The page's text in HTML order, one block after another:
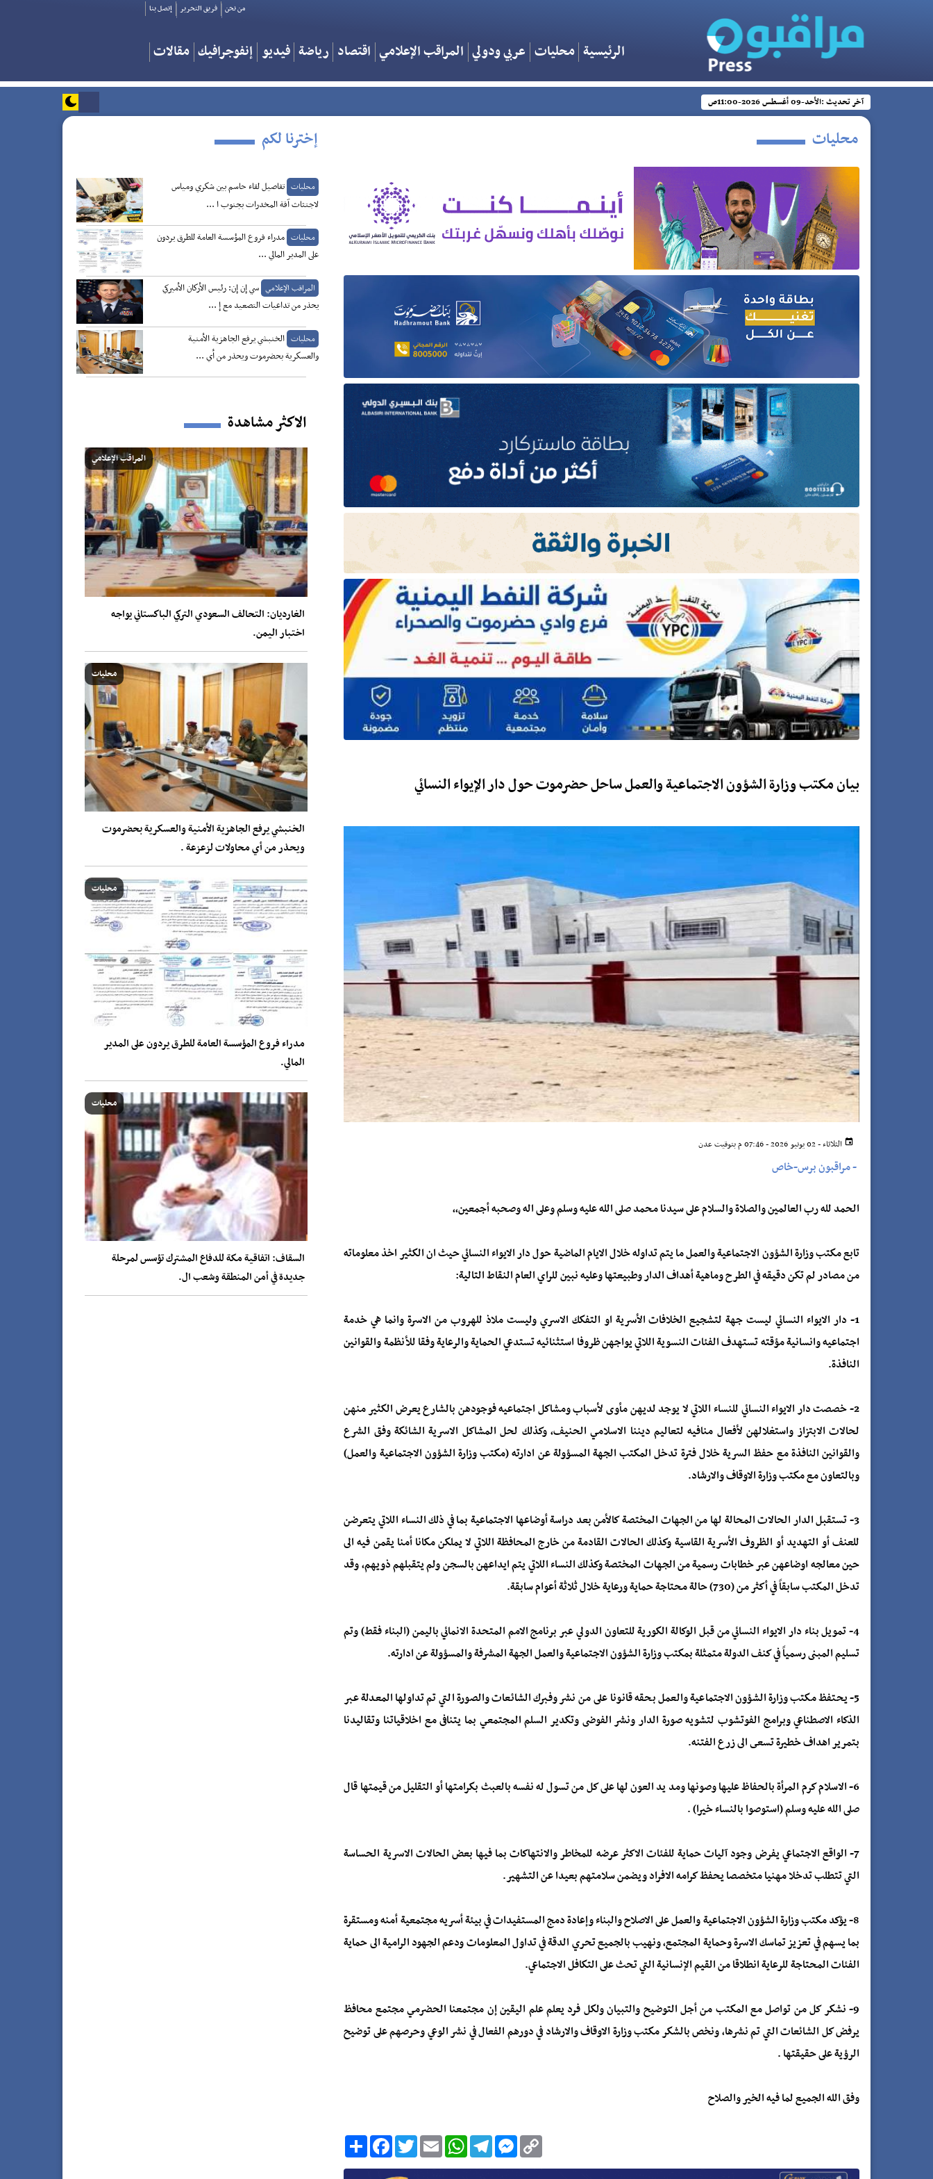
من نحن فريق التحرير إتصل بنا
الرئيسية محليات عربي ودولي المراقب الإعلامي اقتصاد رياضة فيديو إنفوجرافيك مقالات
آخر تحديث :الأحد-09 أغسطس 2026-11:00ص
محليات
بيان مكتب وزارة الشؤون الاجتماعية والعمل ساحل حضرموت حول دار الإيواء النسائي
الثلاثاء - 02 يونيو 2026 - 07:46 م بتوقيت عدن
-مراقبون برس-خاص
الحمد لله رب العالمين والصلاة والسلام على سيدنا محمد صلى الله عليه وسلم وعلى اله وصحبه أجمعين،،
تابع مكتب وزارة الشؤون الاجتماعية والعمل ما يتم تداوله خلال الايام الماضية حول دار الايواء النسائي حيث ان الكثير اخذ معلوماته
من مصادر لم تكن دقيقه في الطرح وماهية أهداف الدار وطبيعتها وعليه نبين للراي العام النقاط التالية:
1- دار الايواء النسائي ليست جهة لتشجيع الخلافات الأسرية او التفكك الاسري وليست ملاذ للهروب من الاسرة وانما هي خدمة
اجتماعيه وانسانية مؤقته تستهدف الفئات النسوية اللاتي يواجهن ظروفا استثنائيه تستدعي الحماية والرعاية وفقا للأنظمة والقوانين
النافذة.
2- خصصت دار الايواء النسائي للنساء اللاتي لا يوجد لديهن مأوى لأسباب ومشاكل اجتماعيه فوجودهن بالشارع يعرض الكثير منهن
لحالات الابتزاز واستغلالهن لأفعال منافيه لتعاليم ديننا الاسلامي الحنيف، وكذلك لحل المشاكل الاسرية الشائكة وفق الشرع
والقوانين النافذة مع حفظ السرية خلال فترة تدخل المكتب الجهة المسؤولة عن ادارته (مكتب وزارة الشؤون الاجتماعية والعمل)
وبالتعاون مع مكتب وزارة الاوقاف والارشاد.
3- تستقبل الدار الحالات المحالة لها من الجهات المختصة كالأمن بعد دراسة أوضاعها الاجتماعية بما في ذلك النساء اللاتي يتعرضن
للعنف أو التهديد أو الظروف الأسرية القاسية وكذلك الحالات القادمة من خارج المحافظة اللاتي لا يملكن مكانا أمنا يقمن فيه الى
حين معالجه اوضاعهن عبر خطابات رسمية من الجهات المختصة وكذلك النساء اللاتي يتم ايداعهن بالسجن ولم يتقبلهم ذويهم، وقد
تدخل المكتب سابقاً في أكثر من (730) حالة محتاجة حماية ورعاية خلال ثلاثة أعوام سابقة.
4- تمويل بناء دار الايواء النسائي من قبل الوكالة الكورية للتعاون الدولي عبر برنامج الامم المتحدة الانمائي باليمن (البناء فقط) وتم
تسليم المبنى رسمياً في كنف الدولة متمثلة بمكتب وزارة الشؤون الاجتماعية والعمل الجهة المشرفة والمسؤولة عن ادارته.
5- يحتفظ مكتب وزارة الشؤون الاجتماعية والعمل بحقه قانونا على من نشر وفبرك الشائعات والصورة التي تم تداولها المعدلة عبر
الذكاء الاصطناعي وبرامج الفوتشوب لتشويه صورة الدار ونشر الفوضى وتكدير السلم المجتمعي بما يتنافى مع اخلاقياتنا وتقاليدنا
بتمرير اهداف خطيرة تسعى الى زرع الفتنه.
6- الاسلام كرم المرأة بالحفاظ عليها وصونها ومد يد العون لها على كل من تسول له نفسه بالعبث بكرامتها أو التقليل من قيمتها قال
صلى الله عليه وسلم (استوصوا بالنساء خيرا) .
7- الواقع الاجتماعي يفرض وجود آليات حماية للفئات الاكثر عرضه للمخاطر والانتهاكات بما فيها بعض الحالات الاسرية الحساسة
التي تتطلب تدخلا مهنيا متخصصا يحفظ كرامه الافراد ويضمن سلامتهم بعيدا عن التشهير.
8- يؤكد مكتب وزارة الشؤون الاجتماعية والعمل على الاصلاح والبناء وإعادة دمج المستفيدات في بيئة أسريه مجتمعية أمنه ومستقرة
بما يسهم في تعزيز تماسك الاسرة وحماية المجتمع، ونهيب بالجميع تحري الدقة في تداول المعلومات ودعم الجهود الرامية الى حماية
الفئات المحتاجة للرعاية انطلاقا من القيم الإنسانية التي تحث على التكافل الاجتماعي.
9- نشكر كل من تواصل مع المكتب من أجل التوضيح والتبيان ولكل فرد يعلم علم اليقين إن مجتمعنا الحضرمي مجتمع محافظ
يرفض كل الشائعات التي تم نشرها، ونخص بالشكر مكتب وزارة الاوقاف والارشاد في دورهم الفعال في نشر الوعي وحرصهم على توضيح
الرؤية على حقيقتها .
وفق الله الجميع لما فيه الخير والصلاح
ا
ن
ش
ر
F
a
c
e
T
w
i
t
E
m
a
i
W
h
a
t
T
e
l
e
M
e
s
s
C
o
p
y
إخترنا لكم
محليات تفاصيل لقاء حاسم بين شكري ومياس
لاجتثاث آفة المخدرات بجنوب ا ...
محليات مدراء فروع المؤسسة العامة للطرق يردون
على المدير المالي ...
المراقب الإعلامي سي إن إن: رئيس الأركان الأميركي
يحذر من تداعيات التصعيد مع إ ...
محليات الخنبشي يرفع الجاهزية الأمنية
والعسكرية بحضرموت ويحذر من أي ...
الاكثر مشاهدة
المراقب الإعلامي
الغارديان: التحالف السعودي التركي الباكستاني يواجه
اختبار اليمن.
محليات
الخنبشي يرفع الجاهزية الأمنية والعسكرية بحضرموت
ويحذر من أي محاولات لزعزعة .
محليات
مدراء فروع المؤسسة العامة للطرق يردون على المدير
المالي.
محليات
السقاف: اتفاقية مكة للدفاع المشترك تؤسس لمرحلة
جديدة في أمن المنطقة وشعب ال.